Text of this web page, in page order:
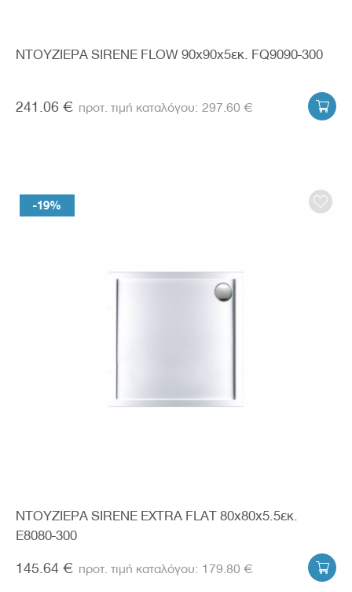
ΝΤΟΥΖΙΕΡΑ SIRENE FLOW 90x90x5εκ. FQ9090-300
241.06 € 297.60 € 
-19%
ΝΤΟΥΖΙΕΡΑ SIRENE EXTRA FLAT 80x80x5.5εκ.
E8080-300
145.64 € 179.80 € 